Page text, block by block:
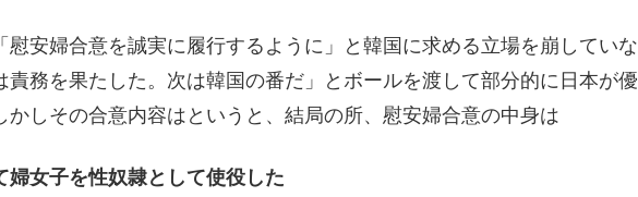
安婦合意を誠実に履行するように」と韓国に求める立場を崩していな
務を果たした。次は韓国の番だ」とボールを渡して部分的に日本が優
しその合意内容はというと、結局の所、慰安婦合意の中身は
婦女子を性奴隷として使役した